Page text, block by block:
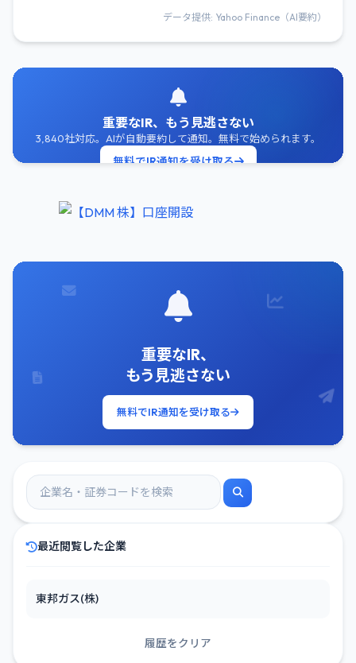
データ提供: Yahoo Finance（AI要約）
重要なIR、もう見逃さない
3,840社対応。AIが自動要約して通知。無料で始められます。
無料でIR通知を受け取る
重要なIR、
もう見逃さない
無料でIR通知を受け取る
最近閲覧した企業
東邦ガス(株)
履歴をクリア